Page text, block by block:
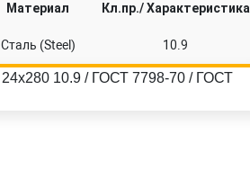
Материал Кл.пр./ Характеристика
Сталь (Steel) 10.9